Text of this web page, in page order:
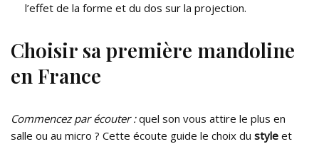
l’effet de la forme et du dos sur la projection.
Choisir sa première mandoline
en France
Commencez par écouter :quel son vous attire le plus en
salle ou au micro ? Cette écoute guide le choix du style et